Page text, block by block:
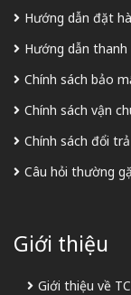
Hướng dẫn đặt
Hướng dẫn
Chính sách bảo
Chính sách vận
Chính sách đổi trả
Câu hỏi thường
Giới thiệu
Giới thiệu về